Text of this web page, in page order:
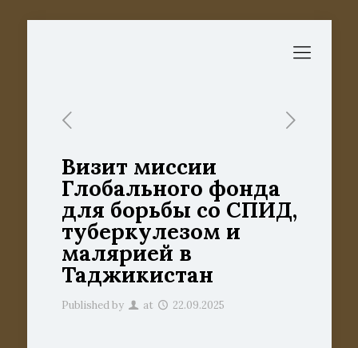
Визит миссии
Глобального фонда
для борьбы со СПИД,
туберкулезом и
малярией в
Таджикистан
Published by at 22.09.2025